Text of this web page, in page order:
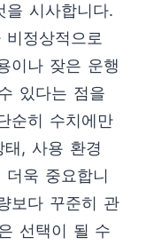
을 시사합니다.
정상적으로
이나 잦은 운행
있다는 점을
순히 수치에만
태, 사용 환경
욱 중요합니
보다 꾸준히 관
선택이 될 수